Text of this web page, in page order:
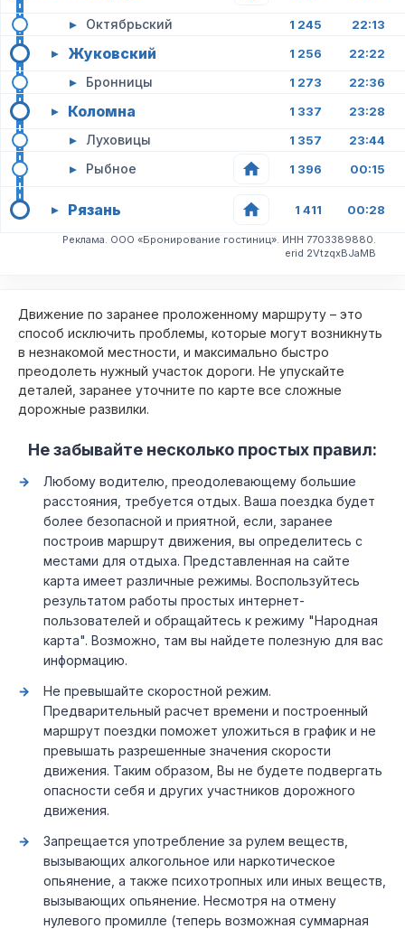
▸ Октябрьский 1 245 22:13
▸ Жуковский 1 256 22:22
▸ Бронницы 1 273 22:36
▸ Коломна 1 337 23:28
▸ Луховицы 1 357 23:44
▸ Рыбное 1 396 00:15
▸ Рязань 1 411 00:28
Реклама. ООО «Бронирование гостиниц». ИНН 7703389880.
erid 2VtzqxBJaMB
Движение по заранее проложенному маршруту – это
способ исключить проблемы, которые могут возникнуть
в незнакомой местности, и максимально быстро
преодолеть нужный участок дороги. Не упускайте
деталей, заранее уточните по карте все сложные
дорожные развилки.
Не забывайте несколько простых правил:
Любому водителю, преодолевающему большие
расстояния, требуется отдых. Ваша поездка будет
более безопасной и приятной, если, заранее
построив маршрут движения, вы определитесь с
местами для отдыха. Представленная на сайте
карта имеет различные режимы. Воспользуйтесь
результатом работы простых интернет-
пользователей и обращайтесь к режиму "Народная
карта". Возможно, там вы найдете полезную для вас
информацию.
Не превышайте скоростной режим.
Предварительный расчет времени и построенный
маршрут поездки поможет уложиться в график и не
превышать разрешенные значения скорости
движения. Таким образом, Вы не будете подвергать
опасности себя и других участников дорожного
движения.
Запрещается употребление за рулем веществ,
вызывающих алкогольное или наркотическое
опьянение, а также психотропных или иных веществ,
вызывающих опьянение. Несмотря на отмену
нулевого промилле (теперь возможная суммарная